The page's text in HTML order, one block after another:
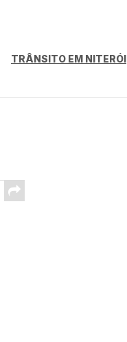
TRÂNSITO EM NITERÓI